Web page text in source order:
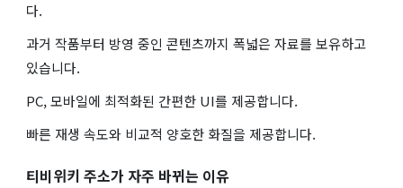
다.
과거 작품부터 방영 중인 콘텐츠까지 폭넓은 자료를 보유하고
있습니다.
PC, 모바일에 최적화된 간편한 UI를 제공합니다.
빠른 재생 속도와 비교적 양호한 화질을 제공합니다.
티비위키 주소가 자주 바뀌는 이유